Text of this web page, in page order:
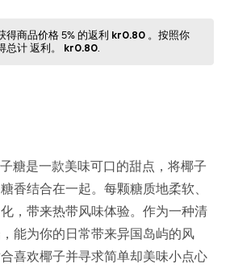
商品价格 5% 的返利 kr0.80 。按照你
总计 返利。 kr0.80.
糖是一款美味可口的甜点，将椰子
香结合在一起。每颗糖质地柔软、
，带来热带风味体验。作为一种清
能为你的日常带来异国岛屿的风
喜欢椰子并寻求简单却美味小点心